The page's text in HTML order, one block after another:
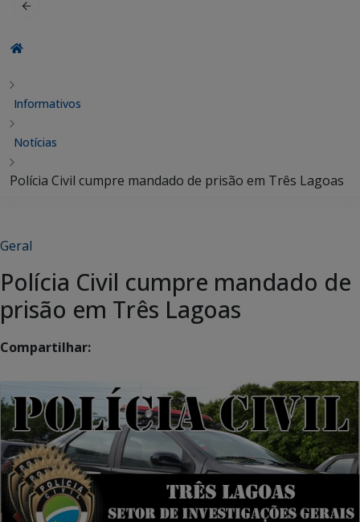
Informativos
Notícias
Polícia Civil cumpre mandado de prisão em Três Lagoas
Geral
Polícia Civil cumpre mandado de
prisão em Três Lagoas
Compartilhar: